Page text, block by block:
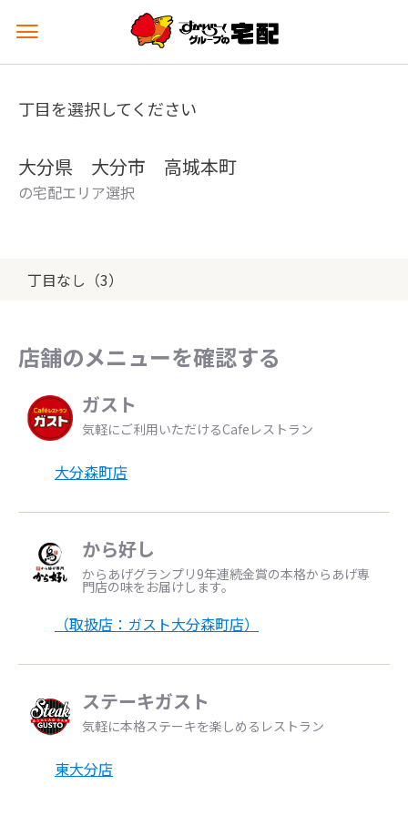
メ
ュ
を
丁目を選択してください
大分県 大分市 高城本町
の宅配エリア選択
丁目なし（3）
店舗のメニューを確認する
ガスト
気軽にご利用いただけるCafeレストラン
大分森町店
から好し
からあげグランプリ9年連続金賞の本格からあげ専
門店の味をお届けします。
（取扱店：ガスト大分森町店）
ステーキガスト
気軽に本格ステーキを楽しめるレストラン
東大分店